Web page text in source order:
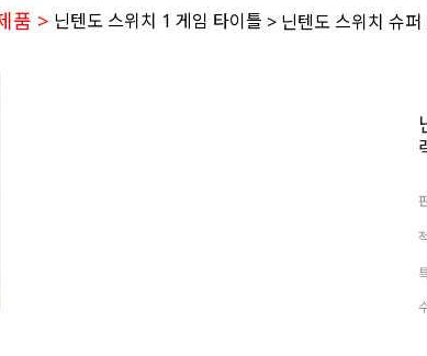
품 > 닌텐도 스위치 1 게임 타이틀 > 닌텐도 스위치 슈